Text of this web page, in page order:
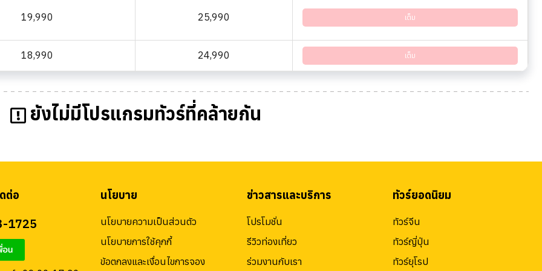
19,990 25,990 เต็ม
18,990 24,990 เต็ม
ยังไม่มีโปรแกรมทัวร์ที่คล้ายกัน
ต่อ
1725
นโยบาย
นโยบายความเป็นส่วนตัว
นโยบายการใช้คุกกี้
ข้อตกลงและเงื่อนไขการจอง
ข่าวสารและบริการ
โปรโมชั่น
รีวิวท่องเที่ยว
ร่วมงานกับเรา
ทัวร์ยอดนิยม
ทัวร์จีน
ทัวร์ญี่ปุ่น
ทัวร์ยุโรป